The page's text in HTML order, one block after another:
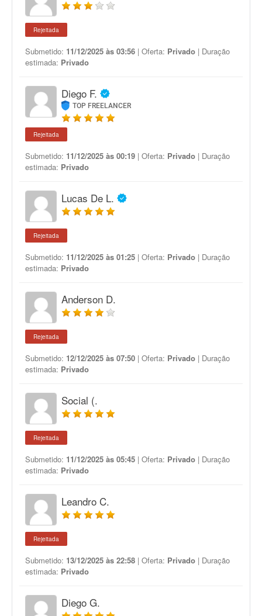
Rejeitada
Submetido: 11/12/2025 às 03:56 | Oferta: Privado | Duração
estimada: Privado
Diego F.
TOP FREELANCER
Rejeitada
Submetido: 11/12/2025 às 00:19 | Oferta: Privado | Duração
estimada: Privado
Lucas De L.
Rejeitada
Submetido: 11/12/2025 às 01:25 | Oferta: Privado | Duração
estimada: Privado
Anderson D.
Rejeitada
Submetido: 12/12/2025 às 07:50 | Oferta: Privado | Duração
estimada: Privado
Social (.
Rejeitada
Submetido: 11/12/2025 às 05:45 | Oferta: Privado | Duração
estimada: Privado
Leandro C.
Rejeitada
Submetido: 13/12/2025 às 22:58 | Oferta: Privado | Duração
estimada: Privado
Diego G.